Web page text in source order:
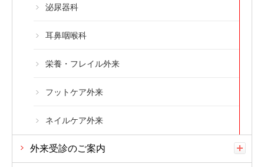
泌尿器科
耳鼻咽喉科
栄養・フレイル外来
フットケア外来
ネイルケア外来
外来受診のご案内